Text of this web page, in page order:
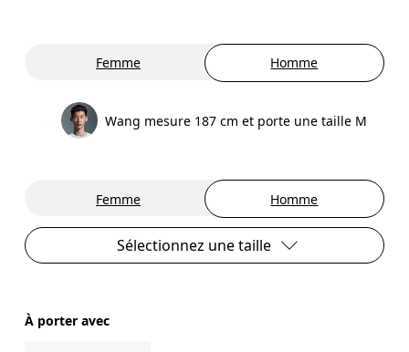
Femme Homme
Wang mesure 187 cm et porte une taille M
Femme Homme
Sélectionnez une taille
À porter avec